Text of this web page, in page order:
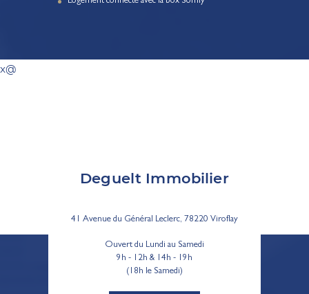
x@
Deguelt Immobilier
41 Avenue du Général Leclerc, 78220 Viroflay
Ouvert du Lundi au Samedi
9h - 12h & 14h - 19h
(18h le Samedi)